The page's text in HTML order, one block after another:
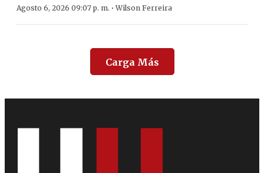
Agosto 6, 2026 09:07 p. m. ·Wilson Ferreira
Carga Más